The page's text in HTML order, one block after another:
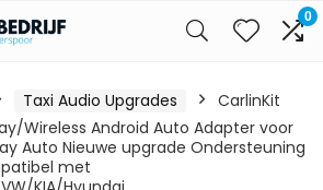
0
Taxi Audio Upgrades
CarlinKit
Wireless Android Auto Adapter voor
Auto Nieuwe upgrade Ondersteuning
met